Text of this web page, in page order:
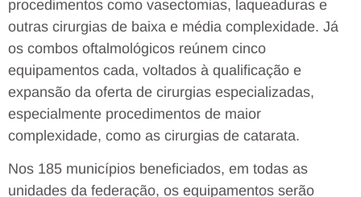
procedimentos como vasectomias, laqueaduras e
outras cirurgias de baixa e média complexidade. Já
os combos oftalmológicos reúnem cinco
equipamentos cada, voltados à qualificação e
expansão da oferta de cirurgias especializadas,
especialmente procedimentos de maior
complexidade, como as cirurgias de catarata.
Nos 185 municípios beneficiados, em todas as
unidades da federação, os equipamentos serão